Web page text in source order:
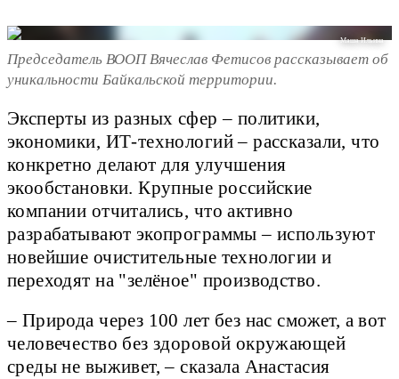
Маша Ильина
Председатель ВООП Вячеслав Фетисов рассказывает об
уникальности Байкальской территории.
Эксперты из разных сфер – политики,
экономики, ИТ-технологий – рассказали, что
конкретно делают для улучшения
экообстановки. Крупные российские
компании отчитались, что активно
разрабатывают экопрограммы – используют
новейшие очистительные технологии и
переходят на "зелёное" производство.
– Природа через 100 лет без нас сможет, а вот
человечество без здоровой окружающей
среды не выживет, – сказала Анастасия